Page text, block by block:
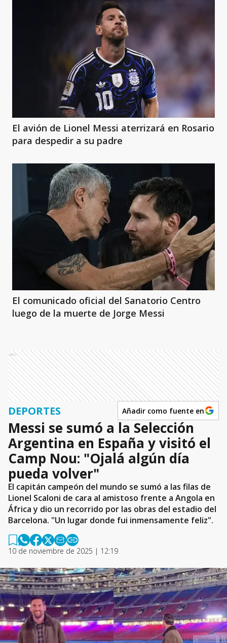
El avión de Lionel Messi aterrizará en Rosario
para despedir a su padre
El comunicado oficial del Sanatorio Centro
luego de la muerte de Jorge Messi
Ads
DEPORTES Añadir como fuente en
Messi se sumó a la Selección
Argentina en España y visitó el
Camp Nou: "Ojalá algún día
pueda volver"
El capitán campeón del mundo se sumó a las filas de
Lionel Scaloni de cara al amistoso frente a Angola en
África y dio un recorrido por las obras del estadio del
Barcelona. "Un lugar donde fui inmensamente feliz".
10 de noviembre de 2025 | 12:19